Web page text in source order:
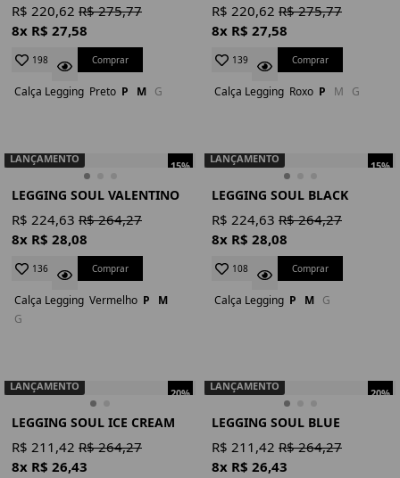
R$ 220,62 R$ 275,77
8x R$ 27,58
198 Comprar
Calça Legging Preto P M G
R$ 220,62 R$ 275,77
8x R$ 27,58
139 Comprar
Calça Legging Roxo P M G
15%
LANÇAMENTO
LEGGING SOUL VALENTINO
R$ 224,63 R$ 264,27
8x R$ 28,08
136 Comprar
Calça Legging Vermelho P
M
G
15%
LANÇAMENTO
LEGGING SOUL BLACK
R$ 224,63 R$ 264,27
8x R$ 28,08
108 Comprar
Calça Legging P M G
20%
LANÇAMENTO
LEGGING SOUL ICE CREAM
R$ 211,42 R$ 264,27
8x R$ 26,43
20%
LANÇAMENTO
LEGGING SOUL BLUE
R$ 211,42 R$ 264,27
8x R$ 26,43